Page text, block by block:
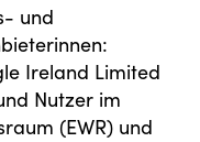
und
Ireland Limited
Nutzer im
(EWR) und